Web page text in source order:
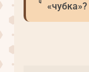
«чубка»?